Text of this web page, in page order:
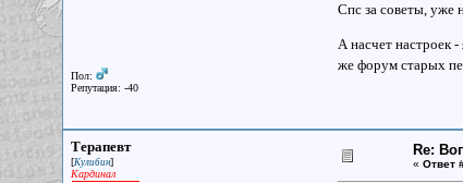
Пол:
Репутация: -40
Спс за советы, уже
А насчет настроек
же форум старых
Терапевт
[Кулибин]
Кардинал
Re:
« Ответ